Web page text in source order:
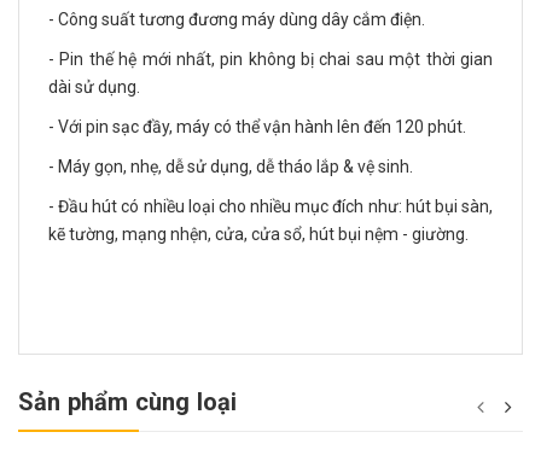
- Công suất tương đương máy dùng dây cắm điện.
- Pin thế hệ mới nhất, pin không bị chai sau một thời gian
dài sử dụng.
- Với pin sạc đầy, máy có thể vận hành lên đến 120 phút.
- Máy gọn, nhẹ, dễ sử dụng, dễ tháo lắp & vệ sinh.
- Đầu hút có nhiều loại cho nhiều mục đích như: hút bụi sàn,
kẽ tường, mạng nhện, cửa, cửa sổ, hút bụi nệm - giường.
Sản phẩm cùng loại